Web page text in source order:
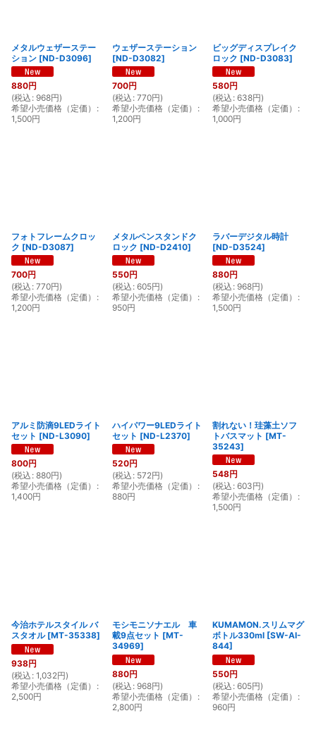
メタルウェザーステー
ション [ND-D3096]
880円
(税込 : 968円)
希望小売価格（定価） :
1,500円
ウェザーステーション
[ND-D3082]
700円
(税込 : 770円)
希望小売価格（定価） :
1,200円
ビッグディスプレイク
ロック [ND-D3083]
580円
(税込 : 638円)
希望小売価格（定価） :
1,000円
フォトフレームクロッ
ク [ND-D3087]
700円
(税込 : 770円)
希望小売価格（定価） :
1,200円
メタルペンスタンドク
ロック [ND-D2410]
550円
(税込 : 605円)
希望小売価格（定価） :
950円
ラバーデジタル時計
[ND-D3524]
880円
(税込 : 968円)
希望小売価格（定価） :
1,500円
アルミ防滴9LEDライト
セット [ND-L3090]
800円
(税込 : 880円)
希望小売価格（定価） :
1,400円
ハイパワー9LEDライト
セット [ND-L2370]
520円
(税込 : 572円)
希望小売価格（定価） :
880円
割れない！珪藻土ソフ
トバスマット [MT-
35243]
548円
(税込 : 603円)
希望小売価格（定価） :
1,500円
今治ホテルスタイル バ
スタオル [MT-35338]
938円
(税込 : 1,032円)
希望小売価格（定価） :
2,500円
モシモニソナエル 車
載9点セット [MT-
34969]
880円
(税込 : 968円)
希望小売価格（定価） :
2,800円
KUMAMON.スリムマグ
ボトル330ml [SW-AI-
844]
550円
(税込 : 605円)
希望小売価格（定価） :
960円